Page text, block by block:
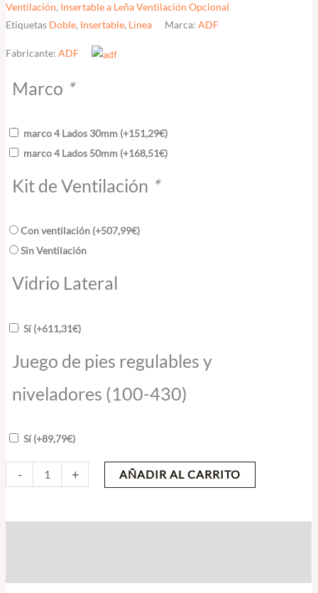
Ventilación, Insertable a Leña Ventilación Opcional
Etiquetas Doble, Insertable, Linea Marca:ADF
Fabricante:ADF
Marco *
marco 4 Lados 30mm (+151,29€)
marco 4 Lados 50mm (+168,51€)
Kit de Ventilación *
Con ventilación (+507,99€)
Sin Ventilación
Vidrio Lateral
Sí(+611,31€)
Juego de pies regulables y
niveladores (100-430)
Sí(+89,79€)
- + AÑADIR AL CARRITO